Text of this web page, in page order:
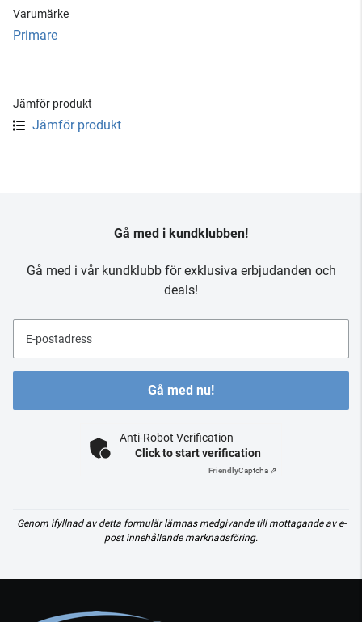
Varumärke
Primare
Jämför produkt
Jämför produkt
Gå med i kundklubben!
Gå med i vår kundklubb för exklusiva erbjudanden och
deals!
E-postadress
Gå med nu!
Anti-Robot Verification
Click to start verification
FriendlyCaptcha ⇗
Genom ifyllnad av detta formulär lämnas medgivande till mottagande av e-
post innehållande marknadsföring.